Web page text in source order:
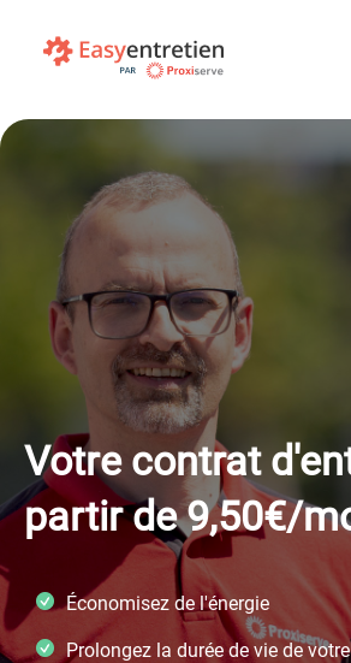
Votre contrat
partir de9,50€/
Économisez de l'énergie
Prolongez la durée de vie de